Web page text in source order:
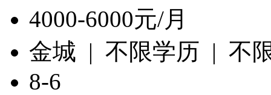
4000-6000元/月
金城 | 不限学历 | 不
8-6